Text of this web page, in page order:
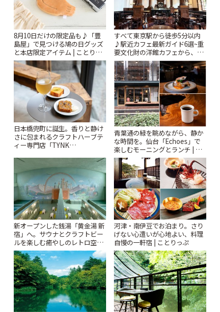
8月10日だけの限定品も♪「豊
島屋」で見つける鳩の日グッズ
と本店限定アイテム | ことりっ
ぷ
すべて東京駅から徒歩5分以内
♪駅近カフェ最新ガイド6選~重
要文化財の洋館カフェから、改
札すぐのレトロ喫茶まで~ | こと
りっぷ
日本橋兜町に誕生。香りと静け
さに包まれるクラフトハーブテ
ィー専門店「TYNK
青葉通の緑を眺めながら、静か
な時間を。仙台「Echoes」で
楽しむモーニングとランチ | こ
とりっぷ
新オープンした銭湯「黄金湯 新
宿」へ。サウナとクラフトビー
ルを楽しむ癒やしのレトロ空間
| ことりっぷ
河津・南伊豆でお泊まり。さり
げない心遣いが心地よい、料理
自慢の一軒宿 | ことりっぷ